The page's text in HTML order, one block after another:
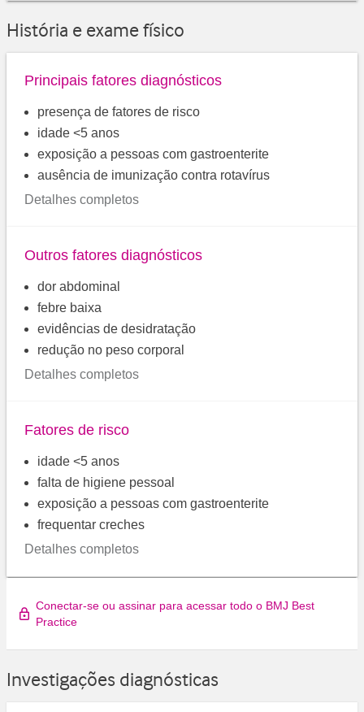
História e exame físico
Principais fatores diagnósticos
presença de fatores de risco
idade <5 anos
exposição a pessoas com gastroenterite
ausência de imunização contra rotavírus
Detalhes completos
Outros fatores diagnósticos
dor abdominal
febre baixa
evidências de desidratação
redução no peso corporal
Detalhes completos
Fatores de risco
idade <5 anos
falta de higiene pessoal
exposição a pessoas com gastroenterite
frequentar creches
Detalhes completos
Conectar-se ou assinar para acessar todo o BMJ Best
Practice
Investigações diagnósticas